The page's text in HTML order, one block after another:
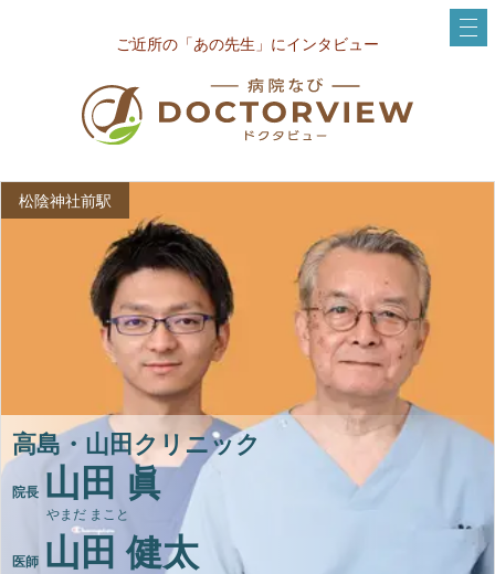
ご近所の「あの先生」にインタビュー
松陰神社前駅
高島・山田クリニック
院長 山田 眞
やまだ まこと
医師 山田 健太